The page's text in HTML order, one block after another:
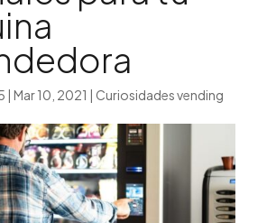
| Mar 10, 2021 | Curiosidades vending